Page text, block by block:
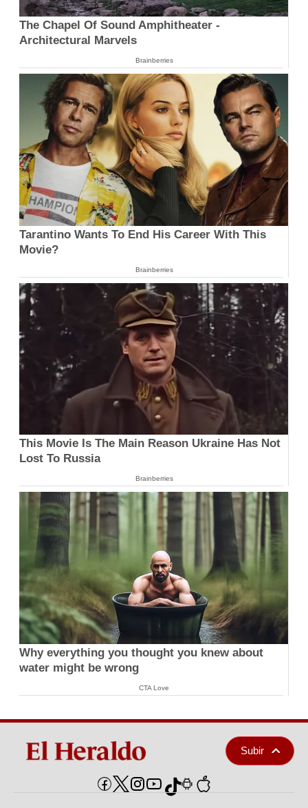
The Chapel Of Sound Amphitheater -
Architectural Marvels
Brainberries
Tarantino Wants To End His Career With This
Movie?
Brainberries
This Movie Is The Main Reason Ukraine Has Not
Lost To Russia
Brainberries
Why everything you thought you knew about
water might be wrong
CTA Love
Subir